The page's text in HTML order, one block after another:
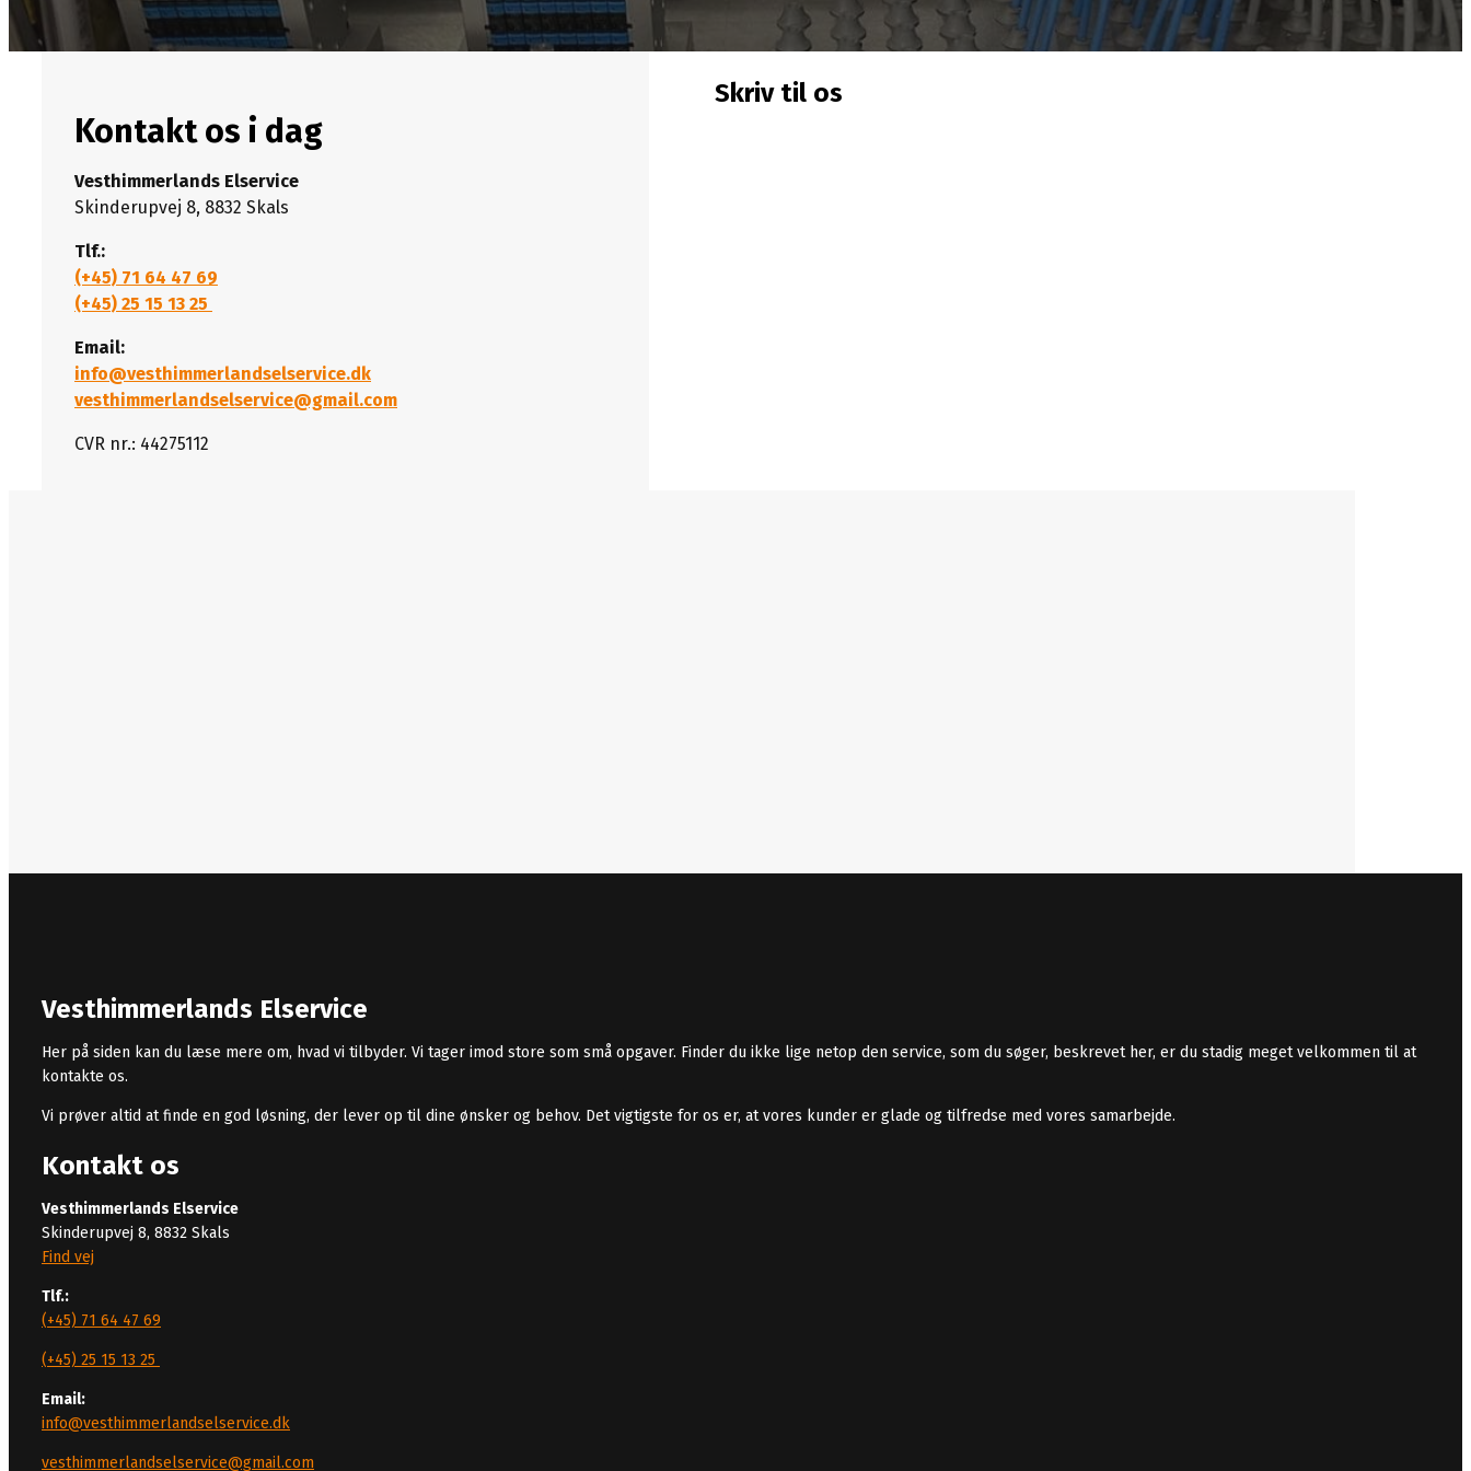
Kontakt os i dag
Vesthimmerlands Elservice
Skinderupvej 8, 8832 Skals
Tlf.:
(+45) 71 64 47 69
(+45) 25 15 13 25
Email:
info@vesthimmerlandselservice.dk
vesthimmerlandselservice@gmail.com
CVR nr.: 44275112
Skriv til os
Vesthimmerlands Elservice
Her på siden kan du læse mere om, hvad vi tilbyder. Vi tager imod store som små opgaver. Finder du ikke lige netop den service, som du søger, beskrevet her, er du stadig meget velkommen til at
kontakte os.
Vi prøver altid at finde en god løsning, der lever op til dine ønsker og behov. Det vigtigste for os er, at vores kunder er glade og tilfredse med vores samarbejde.
Kontakt os
Vesthimmerlands Elservice
Skinderupvej 8, 8832 Skals
Find vej
Tlf.:
(+45) 71 64 47 69
(+45) 25 15 13 25
Email:
info@vesthimmerlandselservice.dk
vesthimmerlandselservice@gmail.com